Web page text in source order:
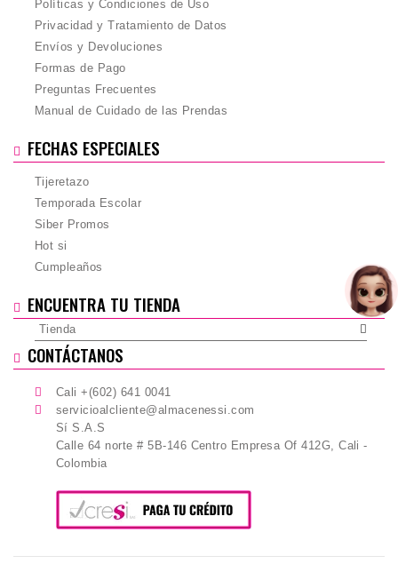
Políticas y Condiciones de Uso
Privacidad y Tratamiento de Datos
Envíos y Devoluciones
Formas de Pago
Preguntas Frecuentes
Manual de Cuidado de las Prendas
FECHAS ESPECIALES
Tijeretazo
Temporada Escolar
Siber Promos
Hot si
Cumpleaños
ENCUENTRA TU TIENDA
Tienda
CONTÁCTANOS
Cali +(602) 641 0041
servicioalcliente@almacenessi.com
Sí S.A.S
Calle 64 norte # 5B-146 Centro Empresa Of 412G, Cali -
Colombia